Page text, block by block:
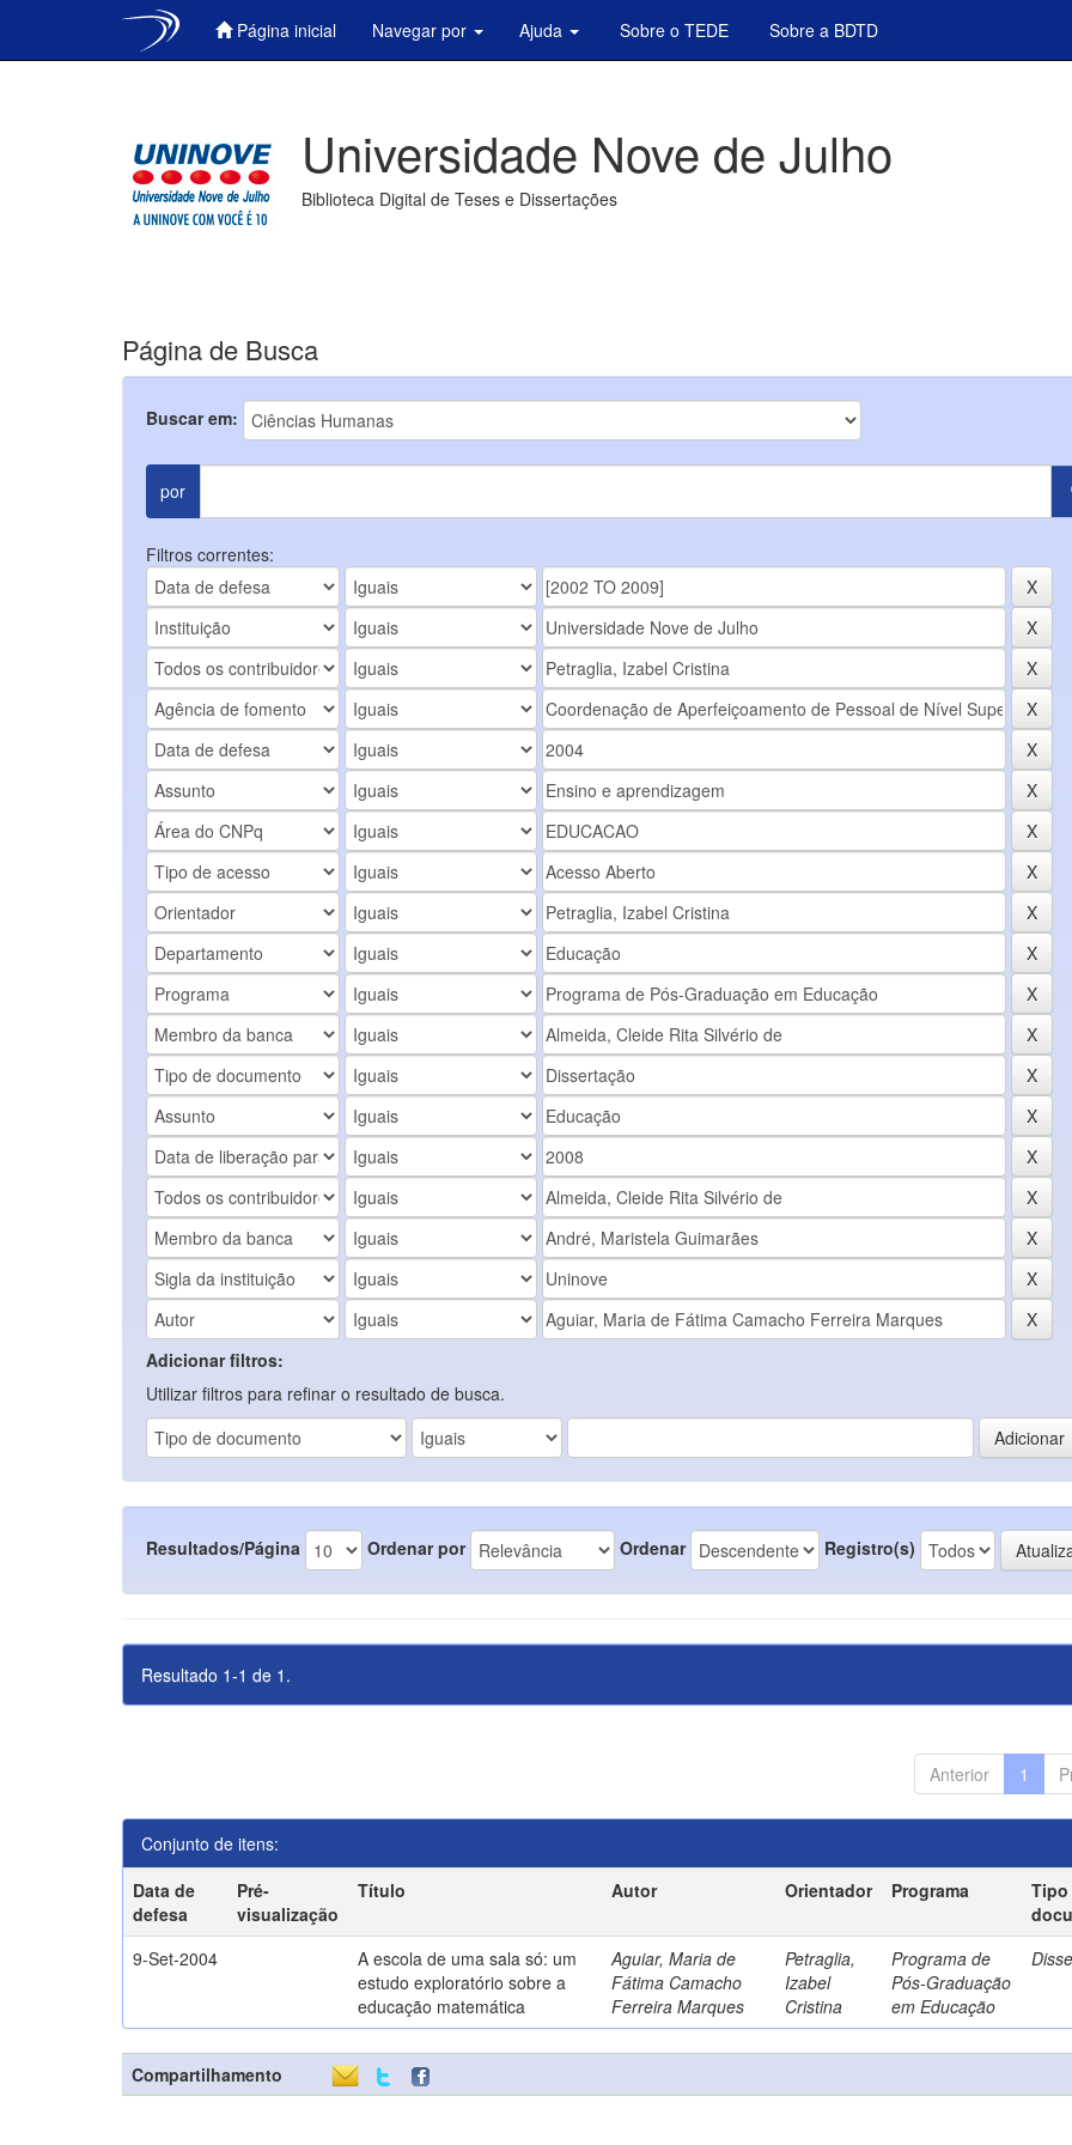
Página inicial Navegar por Ajuda Sobre o TEDE Sobre a BDTD
Universidade Nove de Julho
Biblioteca Digital de Teses e Dissertações
Página de Busca
Buscar em:
por
Filtros correntes:
Adicionar filtros:
Utilizar filtros para refinar o resultado de busca.
Resultados/Página Ordenar por Ordenar Registro(s)
Resultado 1-1 de 1.
Anterior 1
Conjunto de itens:
Data de
defesa
Pré-
visualização
Título Autor Orientador Programa
Tipo
9-Set-2004
A escola de uma sala só: um
estudo exploratório sobre a
educação matemática
Aguiar, Maria de
Fátima Camacho
Ferreira Marques
Petraglia,
Izabel
Cristina
Programa de
Pós-Graduação
em Educação
Compartilhamento